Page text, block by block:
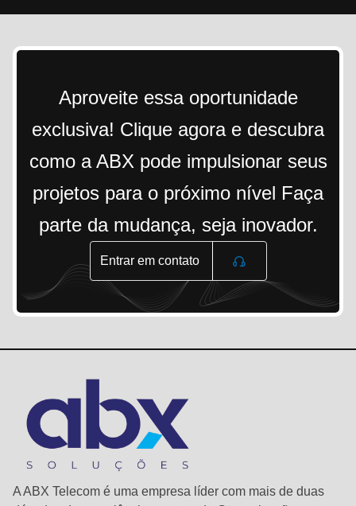
Aproveite essa oportunidade
exclusiva! Clique agora e descubra
como a ABX pode impulsionar seus
projetos para o próximo nível Faça
parte da mudança, seja inovador.
Entrar em contato
A ABX Telecom é uma empresa líder com mais de duas